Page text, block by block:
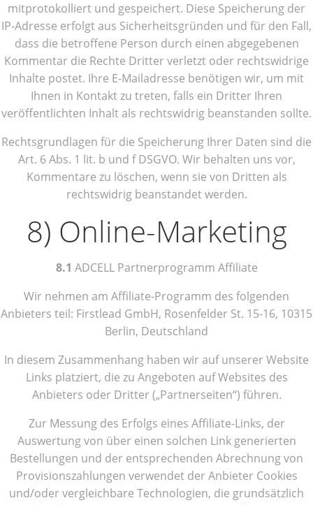
mitprotokolliert und gespeichert. Diese Speicherung der
IP-Adresse erfolgt aus Sicherheitsgründen und für den Fall,
dass die betroffene Person durch einen abgegebenen
Kommentar die Rechte Dritter verletzt oder rechtswidrige
Inhalte postet. Ihre E-Mailadresse benötigen wir, um mit
Ihnen in Kontakt zu treten, falls ein Dritter Ihren
veröffentlichten Inhalt als rechtswidrig beanstanden sollte.
Rechtsgrundlagen für die Speicherung Ihrer Daten sind die
Art. 6 Abs. 1 lit. b und f DSGVO. Wir behalten uns vor,
Kommentare zu löschen, wenn sie von Dritten als
rechtswidrig beanstandet werden.
8) Online-Marketing
8.1 ADCELL Partnerprogramm Affiliate
Wir nehmen am Affiliate-Programm des folgenden
Anbieters teil: Firstlead GmbH, Rosenfelder St. 15-16, 10315
Berlin, Deutschland
In diesem Zusammenhang haben wir auf unserer Website
Links platziert, die zu Angeboten auf Websites des
Anbieters oder Dritter („Partnerseiten“) führen.
Zur Messung des Erfolgs eines Affiliate-Links, der
Auswertung von über einen solchen Link generierten
Bestellungen und der entsprechenden Abrechnung von
Provisionszahlungen verwendet der Anbieter Cookies
und/oder vergleichbare Technologien, die grundsätzlich